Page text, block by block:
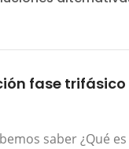
fase trifásico
saber ¿Qué es